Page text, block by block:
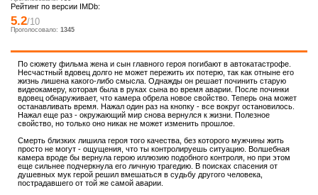
Рейтинг по версии IMDb:
5.2/10
Проголосовало: 1345
По сюжету фильма жена и сын главного героя погибают в автокатастрофе.
Несчастный вдовец долго не может пережить их потерю, так как отныне его
жизнь лишена какого-либо смысла. Однажды он решает починить старую
видеокамеру, которая была в руках сына во время аварии. После починки
вдовец обнаруживает, что камера обрела новое свойство. Теперь она может
останавливать время. Нажал один раз на кнопку - все вокруг остановилось.
Нажал еще раз - окружающий мир снова вернулся к жизни. Полезное
свойство, но только оно никак не может изменить прошлое.
Смерть близких лишила героя того качества, без которого мужчины жить
просто не могут - ощущения, что ты контролируешь ситуацию. Волшебная
камера вроде бы вернула герою иллюзию подобного контроля, но при этом
еще сильнее подчеркнула его личную трагедию. В поисках спасения от
душевных мук герой решил вмешаться в судьбу другого человека,
пострадавшего от той же самой аварии.